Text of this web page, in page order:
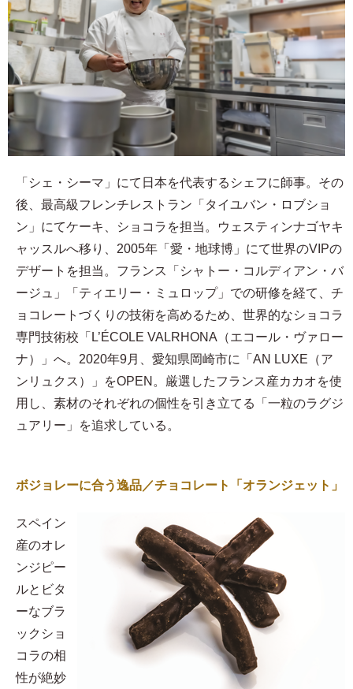
「シェ・シーマ」にて日本を代表するシェフに師事。その
後、最高級フレンチレストラン「タイユバン・ロブショ
ン」にてケーキ、ショコラを担当。ウェスティンナゴヤキ
ャッスルへ移り、2005年「愛・地球博」にて世界のVIPの
デザートを担当。フランス「シャトー・コルディアン・バ
ージュ」「ティエリー・ミュロップ」での研修を経て、チ
ョコレートづくりの技術を高めるため、世界的なショコラ
専門技術校「L’ÉCOLE VALRHONA（エコール・ヴァロー
ナ）」へ。2020年9月、愛知県岡崎市に「AN LUXE（ア
ンリュクス）」をOPEN。厳選したフランス産カカオを使
用し、素材のそれぞれの個性を引き立てる「一粒のラグジ
ュアリー」を追求している。
ボジョレーに合う逸品／チョコレート「オランジェット」
スペイン
産のオレ
ンジピー
ルとビタ
ーなブラ
ックショ
コラの相
性が絶妙